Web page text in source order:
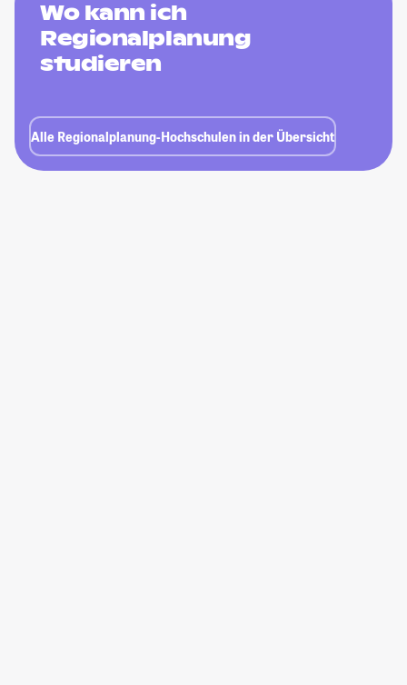
Wo kann ich
Regionalplanung
studieren
Alle Regionalplanung-Hochschulen in der Übersicht